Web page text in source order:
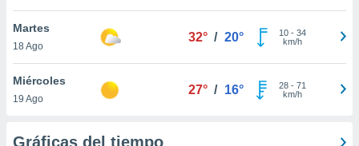
de
traten tus
en
interés
su
Martes
18 Ago
32° / 20° 10- 34
km/h
Miércoles
19 Ago
27° / 16° 28- 71
km/h
Gráficas del tiempo